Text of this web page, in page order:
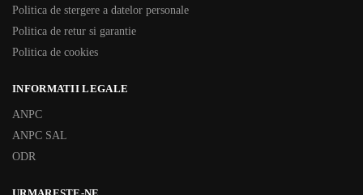
Politica de stergere a datelor personale
Politica de retur si garantie
Politica de cookies
INFORMATII LEGALE
ANPC
ANPC SAL
ODR